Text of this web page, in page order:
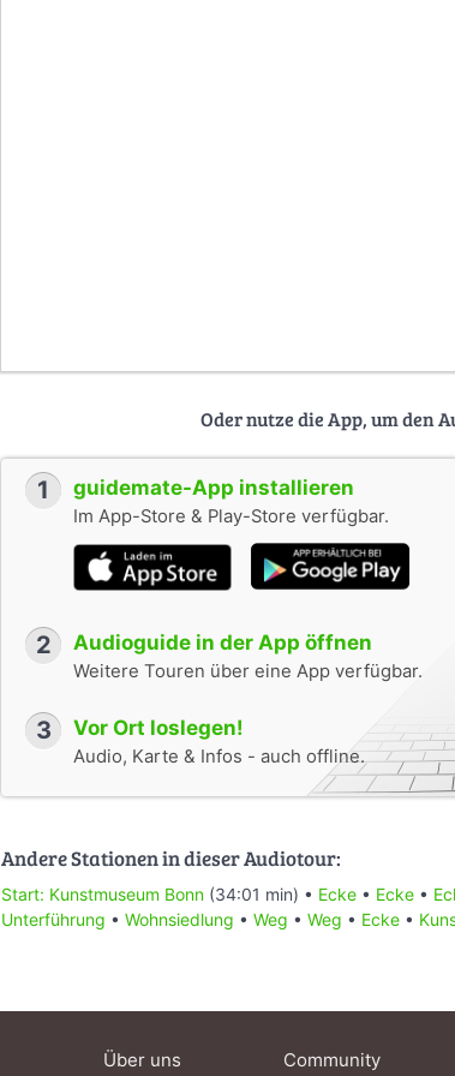
Oder nutze die App, um den
1 guidemate-App installieren
Im App-Store & Play-Store verfügbar.
2 Audioguide in der App öffnen
Weitere Touren über eine App verfügbar.
3 Vor Ort loslegen!
Audio, Karte & Infos - auch offline.
Andere Stationen in dieser Audiotour:
Start: Kunstmuseum Bonn (34:01 min) • Ecke • Ecke •
Unterführung • Wohnsiedlung • Weg • Weg • Ecke •
Über uns Community